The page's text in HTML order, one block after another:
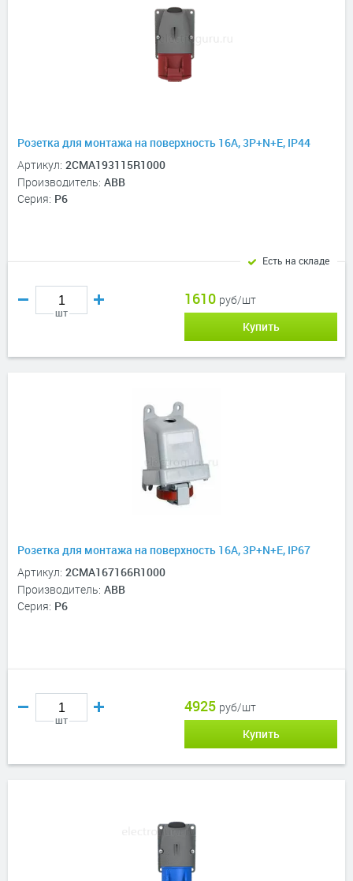
Розетка для монтажа на поверхность 16A, 3P+N+E, IP44
Артикул: 2CMA193115R1000
Производитель: ABB
Серия: P6
шт
1610 руб/шт
Купить
Есть на складе
Розетка для монтажа на поверхность 16A, 3P+N+E, IP67
Артикул: 2CMA167166R1000
Производитель: ABB
Серия: P6
шт
4925 руб/шт
Купить